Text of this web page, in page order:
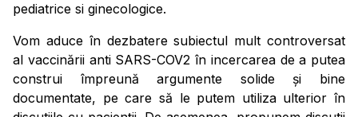
pediatrice si ginecologice.
Vom aduce în dezbatere subiectul mult controversat
al vaccinării anti SARS-COV2 în incercarea de a putea
construi împreună argumente solide și bine
documentate, pe care să le putem utiliza ulterior în